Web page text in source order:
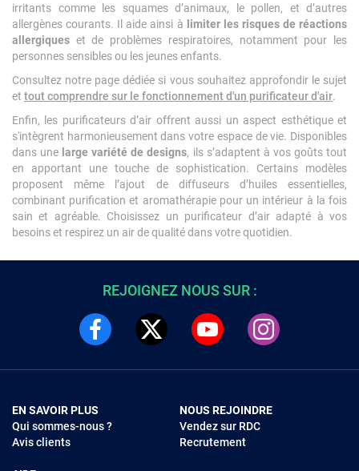
irritants comme les squames d’animaux, le pollen, et d’autres
allergènes courants. Il aide ainsi à
limiter les risques de réactions
allergiques et de problèmes respiratoires, notamment pour les
personnes sensibles ou les jeunes enfants.
Consultez notre page dédiée si vous souhaitez approfondir le sujet
et tout comprendre sur le fonctionnement d'un purificateur d'air.
Enfin, les purificateurs d’air offrent aussi un aspect esthétique et
s'intègrent harmonieusement dans votre espace de vie. Disponibles
dans une large variété de designs, ils s’adaptent à vos goûts tout
en apportant une touche de sophistication. Certains modèles
proposent même l’ajout de diffuseurs d’huiles essentielles,
combinant purification et aromathérapie pour un intérieur à la fois
sain et agréable. Choisissez un purificateur d’air adapté à vos
besoins et respirez un air de qualité dans votre quotidien.
REJOIGNEZ NOUS SUR :
EN SAVOIR PLUS
Qui sommes-nous ?
Avis clients
NOUS REJOINDRE
Vendez sur RDC
Recrutement